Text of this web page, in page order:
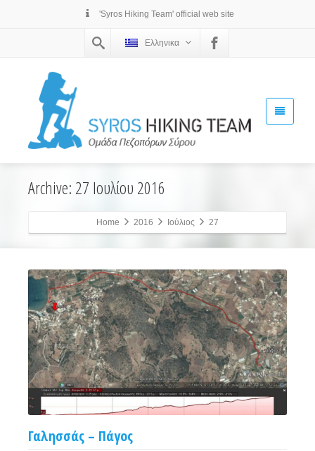
'Syros Hiking Team' official web site
Ελληνικα
Archive: 27 Ιουλίου 2016
Home 2016 Ιούλιος 27
Γαλησσάς – Πάγος